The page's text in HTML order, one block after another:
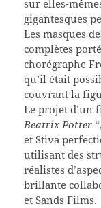
sur elles-
gigantesques
Les masques
complètes
chorégraphe
qu’il était
couvrant la
Le projet d’un
Beatrix Potter
et Stiva
utilisant des
réalistes
brillante
et Sands Films.